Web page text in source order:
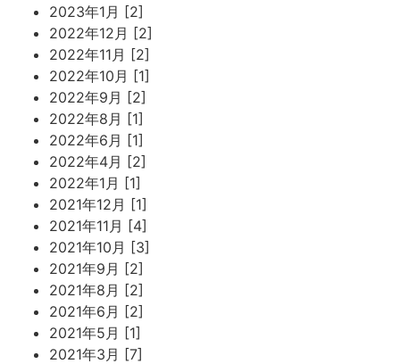
2023年1月 [2]
2022年12月 [2]
2022年11月 [2]
2022年10月 [1]
2022年9月 [2]
2022年8月 [1]
2022年6月 [1]
2022年4月 [2]
2022年1月 [1]
2021年12月 [1]
2021年11月 [4]
2021年10月 [3]
2021年9月 [2]
2021年8月 [2]
2021年6月 [2]
2021年5月 [1]
2021年3月 [7]